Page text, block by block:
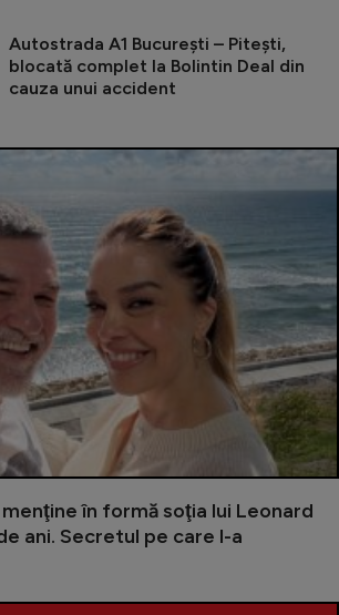
Autostrada A1 București – Pitești,
blocată complet la Bolintin Deal din
cauza unui accident
în formă soţia lui Leonard
ani. Secretul pe care l-a